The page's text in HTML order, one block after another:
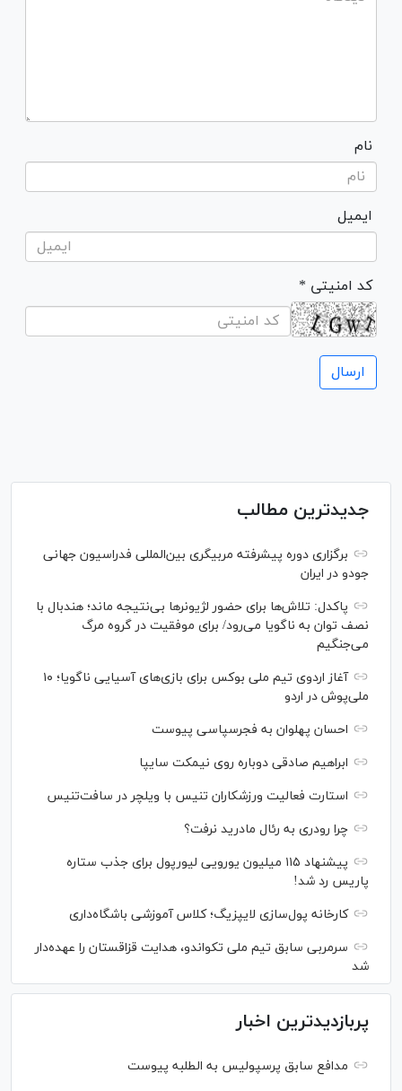
نام
ایمیل
* کد امنیتی
جدیدترین مطالب
برگزاری دوره پیشرفته مربیگری بین‌المللی فدراسیون جهانی
جودو در ایران
پاکدل: تلاش‌ها برای حضور لژیونر‌ها بی‌نتیجه ماند؛ هندبال با
نصف توان به ناگویا می‌رود/ برای موفقیت در گروه مرگ
می‌جنگیم
آغاز اردوی تیم ملی بوکس برای بازی‌های آسیایی ناگویا؛ ۱۰
ملی‌پوش در اردو
احسان پهلوان به فجرسپاسی پیوست
ابراهیم صادقی دوباره روی نیمکت سایپا
استارت فعالیت ورزشکاران تنیس با ویلچر در سافت‌تنیس
چرا رودری به رئال مادرید نرفت؟
پیشنهاد ۱۱۵ میلیون یورویی لیورپول برای جذب ستاره
پاریس رد شد!
کارخانه پول‌سازی لایپزیگ؛ کلاس آموزشی باشگاه‌داری
سرمربی سابق تیم ملی تکواندو، هدایت قزاقستان را عهده‌دار
شد
پربازدیدترین اخبار
مدافع سابق پرسپولیس به الطلبه پیوست